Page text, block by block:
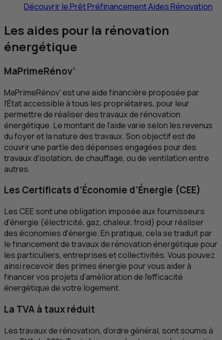
Découvrir le Prêt Préfinancement Aides Rénovation
Les aides pour la rénovation
énergétique
MaPrimeRénov’
MaPrimeRénov’ est une aide financière proposée par
l'État accessible à tous les propriétaires, pour leur
permettre de réaliser des travaux de rénovation
énergétique. Le montant de l'aide varie selon les revenus
du foyer et la nature des travaux. Son objectif est de
couvrir une partie des dépenses engagées pour des
travaux d'isolation, de chauffage, ou de ventilation entre
autres.
Les Certificats d’Économie d’Énergie (CEE)
LesCEEsont une obligation imposée aux fournisseurs
d'énergie (électricité, gaz, chaleur, froid) pour réaliser
des économies d'énergie. En pratique, cela se traduit par
le financement de travaux de rénovation énergétique pour
les particuliers, entreprises et collectivités. Vous pouvez
ainsi recevoir des primes énergie pour vous aider à
financer vos projets d'amélioration de l'efficacité
énergétique de votre logement.
La TVA à taux réduit
Les travaux de rénovation, d’ordre général, sont soumis à